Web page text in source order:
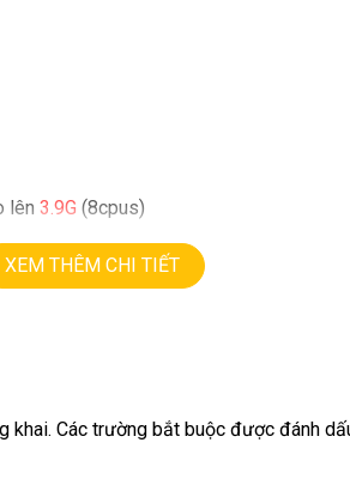
lên 3.9G (8cpus)
XEM THÊM CHI TIẾT
khai. Các trường bắt buộc được đánh